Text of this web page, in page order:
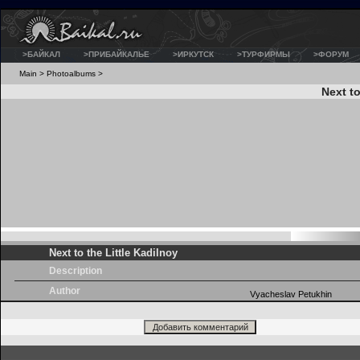
>БАЙКАЛ >ПРИБАЙКАЛЬЕ >ИРКУТСК >ТУРФИРМЫ >ФОРУМ
Main > Photoalbums >
Next
Next to the Little Kadilnoy
Description
Author
Vyacheslav Petukhin